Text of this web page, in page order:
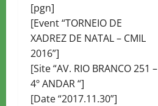
[pgn]
[Event “TORNEIO DE
XADREZ DE NATAL – CMIL
2016”]
[Site “AV. RIO BRANCO 251 –
4º ANDAR “]
[Date “2017.11.30”]